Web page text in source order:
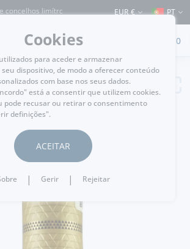
limítrofes) ⚠️ Envios para Portugal e para o
EUR € PT
0
Cookies
para aceder e armazenar
dispositivo, de modo a oferecer conteúdo
com base nos seus dados.
está a consentir que utilizem cookies.
pode recusar ou retirar o consentimento
definições".
ACEITAR
| Gerir | Rejeitar